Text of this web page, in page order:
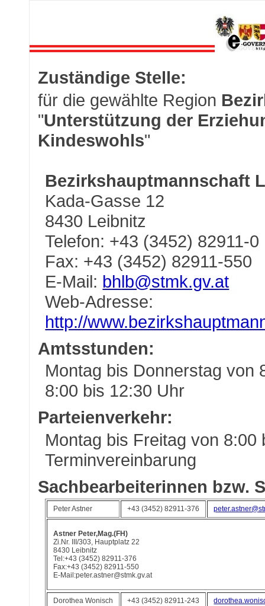
Zuständige Stelle:
für die gewählte Region
"Unterstützung der
Kindeswohls"
Bezirkshauptmannschaft
Kada-Gasse 12
8430 Leibnitz
Telefon: +43 (3452) 82911-0
Fax: +43 (3452) 82911-550
E-Mail: bhlb@stmk.gv.at
Web-Adresse:
http://
Amtsstunden:
Montag bis Donnerstag von
8:00 bis 12:30 Uhr
Parteienverkehr:
Montag bis Freitag von
Terminvereinbarung
Sachbearbeiterinnen bzw.
Peter Astner +43 (3452) 82911-376
Astner Peter,Mag.(FH)
Zi.Nr. III/303, Hauptplatz 22
8430 Leibnitz
Tel:+43 (3452) 82911-376
Fax:+43 (3452) 82911-550
E-Mail:peter.astner@stmk.gv.at
Dorothea Wonisch +43 (3452) 82911-243